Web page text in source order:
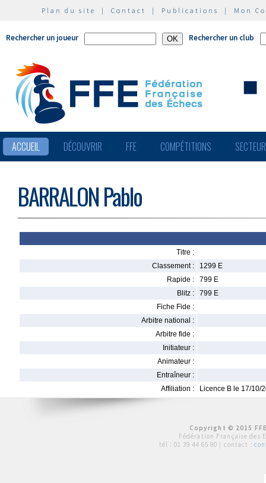
Plan du site | Contact | Publications | Mon
Rechercher un joueur Rechercher un club
ACCUEIL DÉCOUVRIR FFE COMPÉTITIONS
BARRALON Pablo
Titre :
Classement :
1299 E
Rapide :
799 E
Blitz :
799 E
Fiche Fide :
Arbitre national :
Arbitre fide :
Initiateur :
Animateur :
Entraîneur :
Affiliation :
Licence B le 17/10/
Copyright © 2015
Fédération Française des
tél : 01 39 44 65 80 | contact :